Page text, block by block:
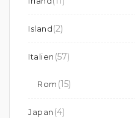
Island(2)
Italien (57)
Rom (15)
Japan (4)